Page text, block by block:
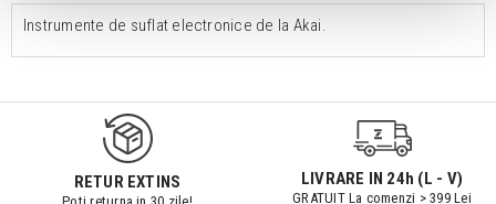
Instrumente de suflat electronice de la Akai.
RETUR EXTINS LIVRARE IN 24h (L - V)
GRATUIT La comenzi > 399 Lei